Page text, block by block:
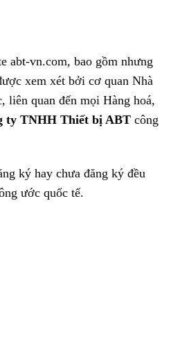
abt-vn.com, bao gồm nhưng
xem xét bởi cơ quan Nhà
quan đến mọi Hàng hoá,
ty TNHH Thiết bị ABT công
ký hay chưa đăng ký đều
ước quốc tế.